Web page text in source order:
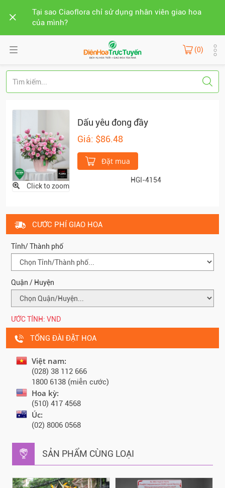
Tại sao Ciaoflora chỉ sử dụng nhân viên giao hoa
của mình?
(0)
Click to zoom
Dấu yêu đong đầy
Giá: $86.48
Đặt mua
HGI-4154
CƯỚC PHÍ GIAO HOA
Tỉnh/ Thành phố
Quận / Huyện
ƯỚC TÍNH: VND
TỔNG ĐÀI ĐẶT HOA
Việt nam:
(028) 38 112 666
1800 6138 (miễn cước)
Hoa kỳ:
(510) 417 4568
Úc:
(02) 8006 0568
SẢN PHẨM CÙNG LOẠI